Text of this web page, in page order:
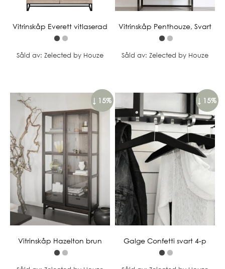
Vitrinskåp Everett vitlaserad
Såld av: Zelected by Houze
Vitrinskåp Penthouze, Svart
Såld av: Zelected by Houze
↓ 15%
Vitrinskåp Hazelton brun
↓ 15%
Galge Confetti svart 4-p